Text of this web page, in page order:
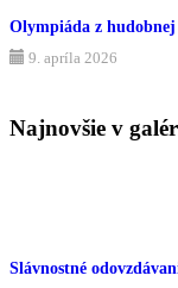
Olympiáda z
9. apríla 2026
Najnovšie v
Slávnostné